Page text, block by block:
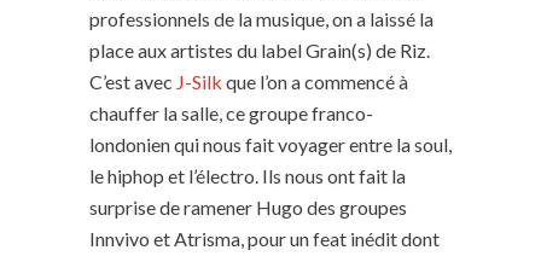
professionnels de la musique, on a laissé la
place aux artistes du label Grain(s) de Riz.
C’est avec J-Silk que l’on a commencé à
chauffer la salle, ce groupe franco-
londonien qui nous fait voyager entre la soul,
le hiphop et l’électro. Ils nous ont fait la
surprise de ramener Hugo des groupes
Innvivo et Atrisma, pour un feat inédit dont